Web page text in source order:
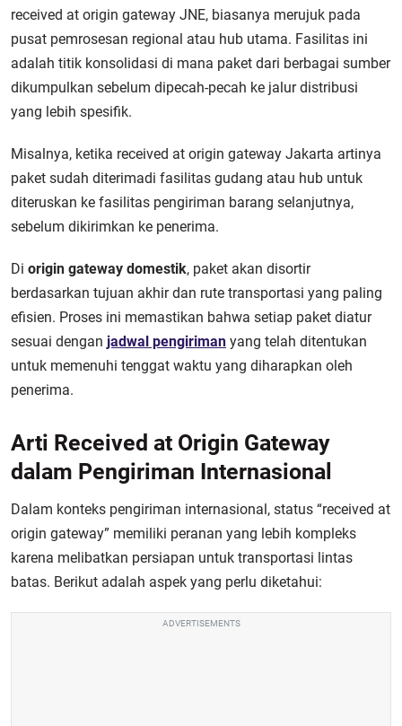
received at origin gateway JNE, biasanya merujuk pada
pusat pemrosesan regional atau hub utama. Fasilitas ini
adalah titik konsolidasi di mana paket dari berbagai sumber
dikumpulkan sebelum dipecah-pecah ke jalur distribusi
yang lebih spesifik.
Misalnya, ketika received at origin gateway Jakarta artinya
paket sudah diterimadi fasilitas gudang atau hub untuk
diteruskan ke fasilitas pengiriman barang selanjutnya,
sebelum dikirimkan ke penerima.
Di origin gateway domestik, paket akan disortir
berdasarkan tujuan akhir dan rute transportasi yang paling
efisien. Proses ini memastikan bahwa setiap paket diatur
sesuai dengan jadwal pengiriman yang telah ditentukan
untuk memenuhi tenggat waktu yang diharapkan oleh
penerima.
Arti Received at Origin Gateway
dalam Pengiriman Internasional
Dalam konteks pengiriman internasional, status “received at
origin gateway” memiliki peranan yang lebih kompleks
karena melibatkan persiapan untuk transportasi lintas
batas. Berikut adalah aspek yang perlu diketahui:
ADVERTISEMENTS